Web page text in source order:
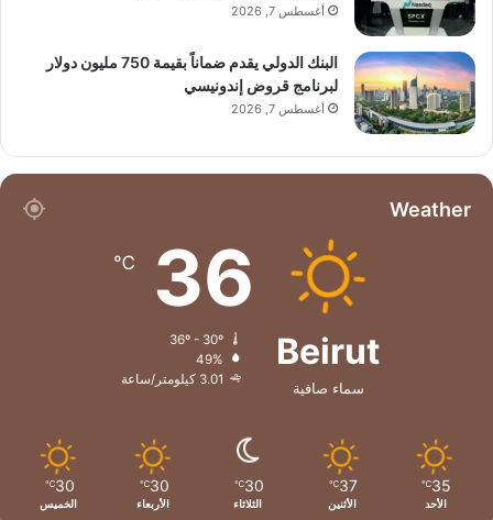
أغسطس 7, 2026
البنك الدولي يقدم ضماناً بقيمة 750 مليون دولار
لبرنامج قروض إندونيسي
أغسطس 7, 2026
Weather
Beirut
سماء صافية
36
℃
49%
3.01 كيلومتر/ساعة
35
℃
الأحد
37
℃
الأثنين
30
℃
الثلاثاء
30
℃
الأربعاء
30
℃
الخميس